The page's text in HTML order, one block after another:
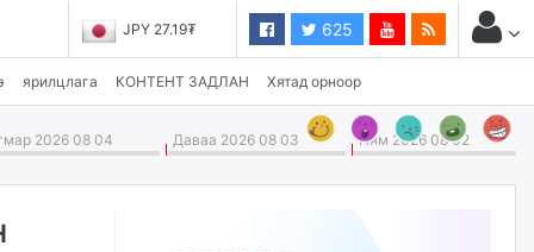
JPY 27.19₮ 625
ярилцлага КОНТЕНТ ЗАДЛАН Хятад орноор
2026 08 04 Даваа 2026 08 03 Ням 2026 08 02